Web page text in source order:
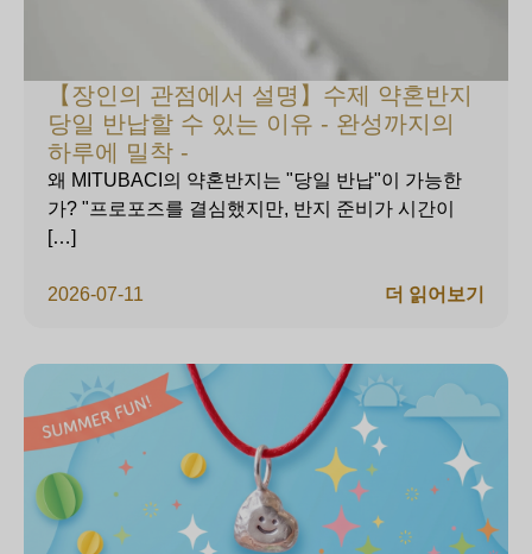
【장인의 관점에서 설명】수제 약혼반지
당일 반납할 수 있는 이유 - 완성까지의
하루에 밀착 -
2026-07-11
왜 MITUBACI의 약혼반지는 "당일 반납"이 가능한
가? "프로포즈를 결심했지만, 반지 준비가 시간이
[…]
더 읽어보기